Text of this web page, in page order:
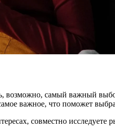
возможно, самый важный
важное, что поможет
совместно